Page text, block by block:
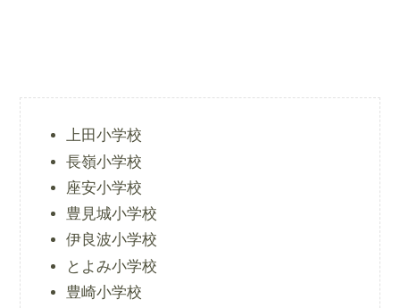
上田小学校
長嶺小学校
座安小学校
豊見城小学校
伊良波小学校
とよみ小学校
豊崎小学校